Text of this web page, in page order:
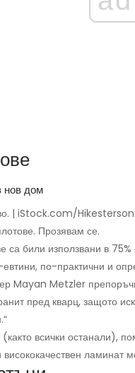
| iStock.com/Hikesterson
Прозявам се.
са били използвани в
по-практични и
Mayan Metzler
пред кварц, защото
всички останали),
ламинат